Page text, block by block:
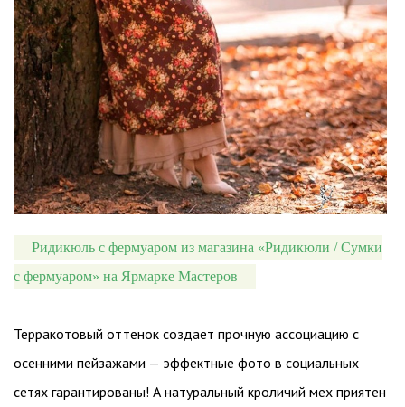
Ридикюль с фермуаром из магазина «Ридикюли / Сумки
с фермуаром» на Ярмарке Мастеров
Терракотовый оттенок создает прочную ассоциацию с
осенними пейзажами — эффектные фото в социальных
сетях гарантированы! А натуральный кроличий мех приятен